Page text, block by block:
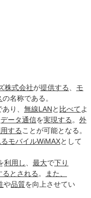
株式会社が提供する
モ
の名称である。
あり、 無線LANと 比べてよ
データ通信を実現する 。 外
する ことが可能となる。
モバイルWiMAXとして
利用し 最大で下り
る とされる 。
また、
や品質を向上させてい